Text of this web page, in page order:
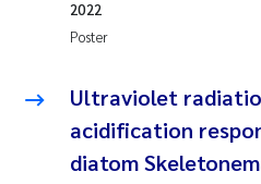
Poster
2022
Ultraviolet
acidification
diatom